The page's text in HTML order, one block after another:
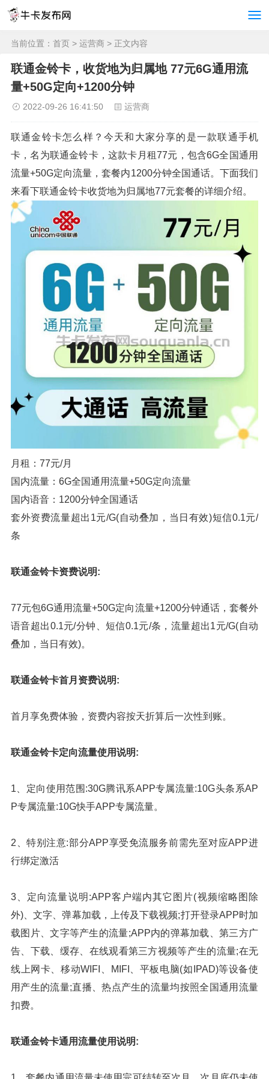
当前位置： 首页 > 运营商 > 正文内容
联通金铃卡，收货地为归属地 77元6G通用流
量+50G定向+1200分钟
2022-09-26 16:41:50 运营商
联通金铃卡怎么样？今天和大家分享的是一款联通手机
卡，名为联通金铃卡，这款卡月租77元，包含6G全国通用
流量+50G定向流量，套餐内1200分钟全国通话。下面我们
来看下联通金铃卡收货地为归属地77元套餐的详细介绍。
月租：77元/月
国内流量：6G全国通用流量+50G定向流量
国内语音：1200分钟全国通话
套外资费流量超出1元/G(自动叠加，当日有效)短信0.1元/
条
联通金铃卡资费说明:
77元包6G通用流量+50G定向流量+1200分钟通话，套餐外
语音超出0.1元/分钟、短信0.1元/条，流量超出1元/G(自动
叠加，当日有效)。
联通金铃卡首月资费说明:
首月享免费体验，资费内容按天折算后一次性到账。
联通金铃卡定向流量使用说明:
1、定向使用范围:30G腾讯系APP专属流量:10G头条系AP
P专属流量:10G快手APP专属流量。
2、特别注意:部分APP享受免流服务前需先至对应APP进
行绑定激活
3、定向流量说明:APP客户端内其它图片(视频缩略图除
外)、文字、弹幕加载，上传及下载视频;打开登录APP时加
载图片、文字等产生的流量;APP内的弹幕加载、第三方广
告、下载、缓存、在线观看第三方视频等产生的流量;在无
线上网卡、移动WIFI、MIFI、平板电脑(如IPAD)等设备使
用产生的流量;直播、热点产生的流量均按照全国通用流量
扣费。
联通金铃卡通用流量使用说明: